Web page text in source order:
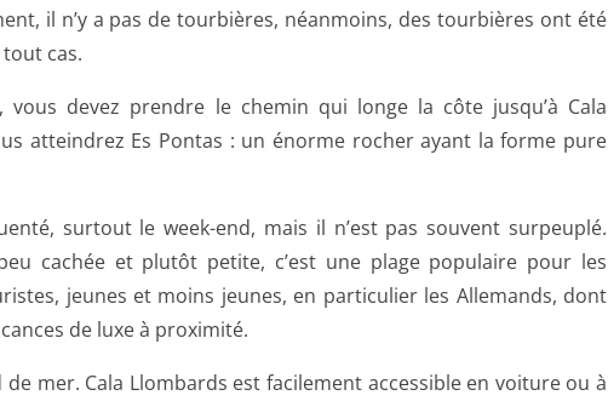
il n’y a pas de tourbières, néanmoins, des tourbières ont été
cas.
devez prendre le chemin qui longe la côte jusqu’à Cala
atteindrez Es Pontas : un énorme rocher ayant la forme pure
surtout le week-end, mais il n’est pas souvent surpeuplé.
cachée et plutôt petite, c’est une plage populaire pour les
jeunes et moins jeunes, en particulier les Allemands, dont
de luxe à proximité.
mer. Cala Llombards est facilement accessible en voiture ou à